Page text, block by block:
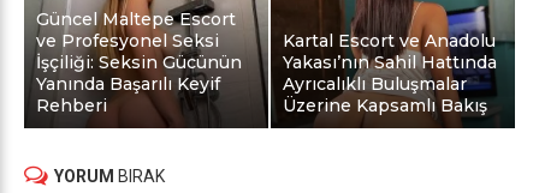
Güncel Maltepe Escort
ve Profesyonel Seksi
İşçiliği: Seksin Gücünün
Yanında Başarılı Keyif
Rehberi
Kartal Escort ve Anadolu
Yakası’nın Sahil Hattında
Ayrıcalıklı Buluşmalar
Üzerine Kapsamlı Bakış
YORUM BIRAK